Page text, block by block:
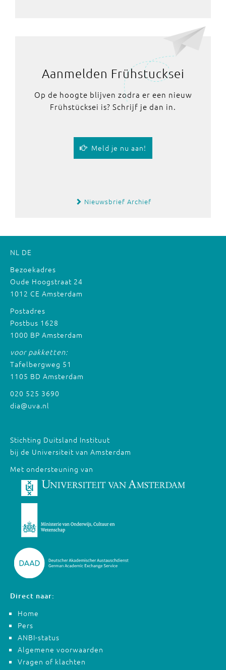
Aanmelden Frühstucksei
Op de hoogte blijven zodra er een nieuw
Frühstücksei is? Schrijf je dan in.
Meld je nu aan!
Nieuwsbrief Archief
NL DE
Bezoekadres
Oude Hoogstraat 24
1012 CE Amsterdam
Postadres
Postbus 1628
1000 BP Amsterdam
voor pakketten:
Tafelbergweg 51
1105 BD Amsterdam
020 525 3690
dia@uva.nl
Stichting Duitsland Instituut
bij de Universiteit van Amsterdam
Met ondersteuning van
Direct naar:
Home
Pers
ANBI-status
Algemene voorwaarden
Vragen of klachten